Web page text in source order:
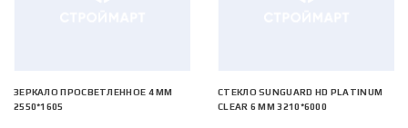
ЗЕРКАЛО ПРОСВЕТЛЕННОЕ 4 ММ
2550*1605
СТЕКЛО SUNGUARD HD PLATINUM
CLEAR 6 ММ 3210*6000